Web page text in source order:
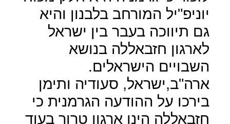
יוניפ"יל המורחב בלבנון והיא
גם תיווכה בעבר בין ישראל
לארגון חזבאללה בנושא
השבויים הישראלים.
ארה"ב,ישראל, סעודיה ותימן
בירכו על ההודעה הגרמנית כי
חזבאללה הינו ארגון טרור בעוד